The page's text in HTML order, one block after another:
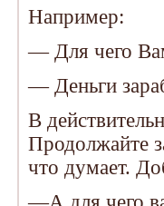
Например:
— Для чего
— Деньги
В
Продолжайте
что думает.